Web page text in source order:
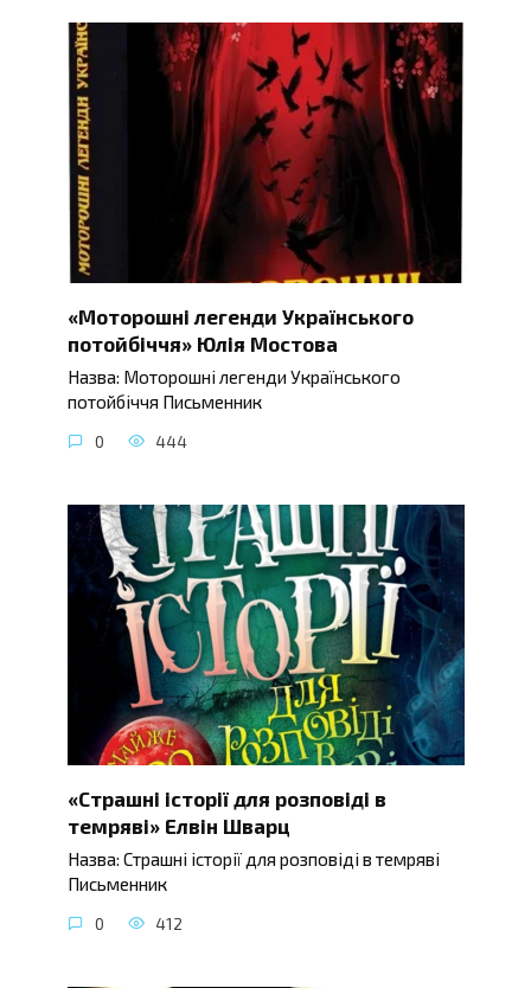
«Моторошні легенди Українського
потойбіччя» Юлія Мостова
Назва: Моторошні легенди Українського
потойбіччя Письменник
0 444
«Страшні історії для розповіді в
темряві» Елвін Шварц
Назва: Страшні історії для розповіді в темряві
Письменник
0 412